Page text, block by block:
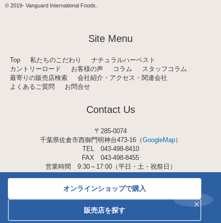
a
m
© 2019- Vanguard International Foods
Site Menu
Top 私たちのこだわり
ナチュラルハーベスト
カントリーロード
お客様の声 コラム
スタッフコラム
最寄りの販売店検索
会社紹介・アクセス・関連会社
よくあるご質問
お問合せ
Contact Us
〒285-0074
千葉県佐倉市西御門明神台473-16（GoogleMap）
TEL 043-498-8410
FAX 043-498-8455
営業時間 9:30～17:00（平日・土・祝祭日）
オンラインショップで購入
販売店を探す
✕